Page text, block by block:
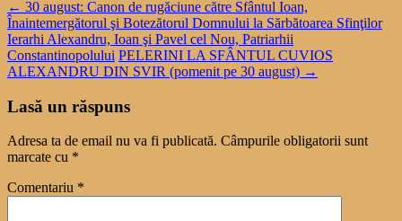
← 30 august: Canon de rugăciune către Sfântul Ioan,
Înaintemergătorul şi Botezătorul Domnului la Sărbătoarea Sfinţilor
Ierarhi Alexandru, Ioan şi Pavel cel Nou, Patriarhii
Constantinopolului PELERINI LA SFÂNTUL CUVIOS
ALEXANDRU DIN SVIR (pomenit pe 30 august) →
Lasă un răspuns
Adresa ta de email nu va fi publicată. Câmpurile obligatorii sunt
marcate cu *
Comentariu *